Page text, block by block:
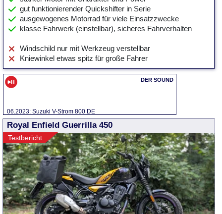
gut funktionierender Quickshifter in Serie
ausgewogenes Motorrad für viele Einsatzzwecke
klasse Fahrwerk (einstellbar), sicheres Fahrverhalten
Windschild nur mit Werkzeug verstellbar
Kniewinkel etwas spitz für große Fahrer
06.2023: Suzuki V-Strom 800 DE
Royal Enfield Guerrilla 450
Testbericht